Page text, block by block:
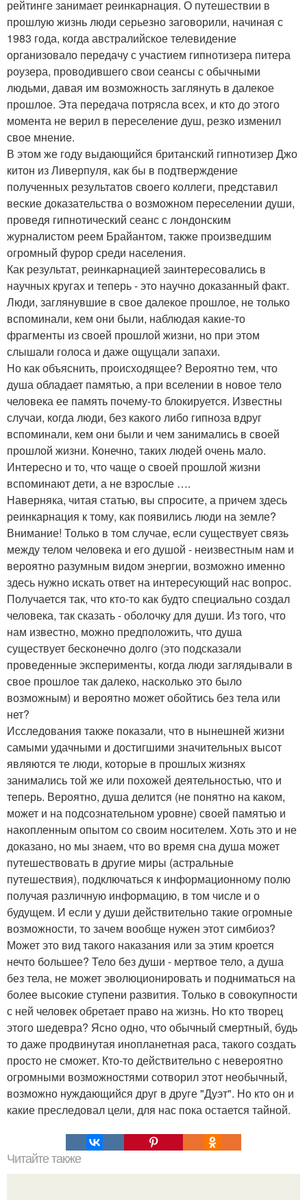
рейтинге занимает реинкарнация. О путешествии в
прошлую жизнь люди серьезно заговорили, начиная с
1983 года, когда австралийское телевидение
организовало передачу с участием гипнотизера питера
роузера, проводившего свои сеансы с обычными
людьми, давая им возможность заглянуть в далекое
прошлое. Эта передача потрясла всех, и кто до этого
момента не верил в переселение душ, резко изменил
свое мнение.
В этом же году выдающийся британский гипнотизер Джо
китон из Ливерпуля, как бы в подтверждение
полученных результатов своего коллеги, представил
веские доказательства о возможном переселении души,
проведя гипнотический сеанс с лондонским
журналистом реем Брайантом, также произведшим
огромный фурор среди населения.
Как результат, реинкарнацией заинтересовались в
научных кругах и теперь - это научно доказанный факт.
Люди, заглянувшие в свое далекое прошлое, не только
вспоминали, кем они были, наблюдая какие-то
фрагменты из своей прошлой жизни, но при этом
слышали голоса и даже ощущали запахи.
Но как объяснить, происходящее? Вероятно тем, что
душа обладает памятью, а при вселении в новое тело
человека ее память почему-то блокируется. Известны
случаи, когда люди, без какого либо гипноза вдруг
вспоминали, кем они были и чем занимались в своей
прошлой жизни. Конечно, таких людей очень мало.
Интересно и то, что чаще о своей прошлой жизни
вспоминают дети, а не взрослые ….
Наверняка, читая статью, вы спросите, а причем здесь
реинкарнация к тому, как появились люди на земле?
Внимание! Только в том случае, если существует связь
между телом человека и его душой - неизвестным нам и
вероятно разумным видом энергии, возможно именно
здесь нужно искать ответ на интересующий нас вопрос.
Получается так, что кто-то как будто специально создал
человека, так сказать - оболочку для души. Из того, что
нам известно, можно предположить, что душа
существует бесконечно долго (это подсказали
проведенные эксперименты, когда люди заглядывали в
свое прошлое так далеко, насколько это было
возможным) и вероятно может обойтись без тела или
нет?
Исследования также показали, что в нынешней жизни
самыми удачными и достигшими значительных высот
являются те люди, которые в прошлых жизнях
занимались той же или похожей деятельностью, что и
теперь. Вероятно, душа делится (не понятно на каком,
может и на подсознательном уровне) своей памятью и
накопленным опытом со своим носителем. Хоть это и не
доказано, но мы знаем, что во время сна душа может
путешествовать в другие миры (астральные
путешествия), подключаться к информационному полю
получая различную информацию, в том числе и о
будущем. И если у души действительно такие огромные
возможности, то зачем вообще нужен этот симбиоз?
Может это вид такого наказания или за этим кроется
нечто большее? Тело без души - мертвое тело, а душа
без тела, не может эволюционировать и подниматься на
более высокие ступени развития. Только в совокупности
с ней человек обретает право на жизнь. Но кто творец
этого шедевра? Ясно одно, что обычный смертный, будь
то даже продвинутая инопланетная раса, такого создать
просто не сможет. Кто-то действительно с невероятно
огромными возможностями сотворил этот необычный,
возможно нуждающийся друг в друге "Дуэт". Но кто он и
какие преследовал цели, для нас пока остается тайной.
Читайте также